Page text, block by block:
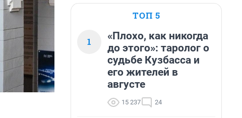
ТОП 5
1
«Плохо, как никогда
до этого»: таролог о
судьбе Кузбасса и
его жителей в
августе
15 237 24